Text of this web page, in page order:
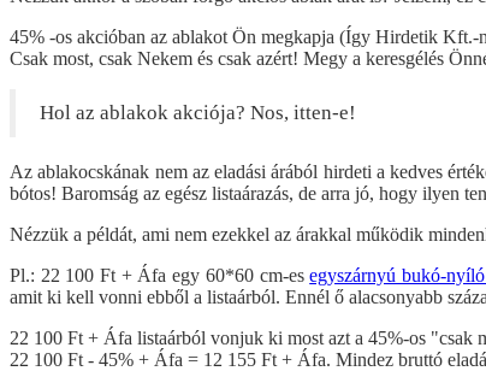
45% -os akcióban az ablakot Ön megkapja (Így Hirdetik Kft.-
Csak most, csak Nekem és csak azért! Megy a keresgélés
Hol az ablakok akciója? Nos, itten-e!
Az ablakocskának nem az eladási árából hirdeti a kedves
bótos! Baromság az egész listaárazás, de arra jó, hogy ilyen
Nézzük a példát, ami nem ezekkel az árakkal működik
Pl.: 22 100 Ft + Áfa egy 60*60 cm-esegyszárnyú bukó-
amit ki kell vonni ebből a listaárból. Ennél ő alacsonyabb
22 100 Ft + Áfa listaárból vonjuk ki most azt a 45%-os "csak
22 100 Ft - 45% + Áfa = 12 155 Ft + Áfa. Mindez bruttó